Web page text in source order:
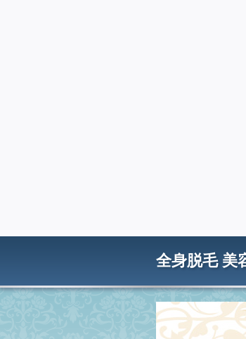
全身脱毛 美